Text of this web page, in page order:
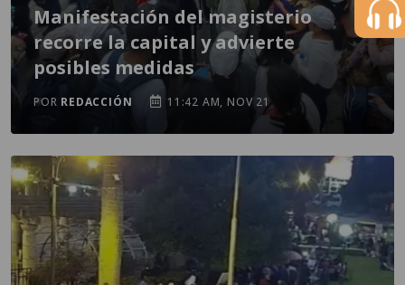
Manifestación del magisterio
recorre la capital y advierte
posibles medidas
POR REDACCIÓN 11:42 AM, NOV 21